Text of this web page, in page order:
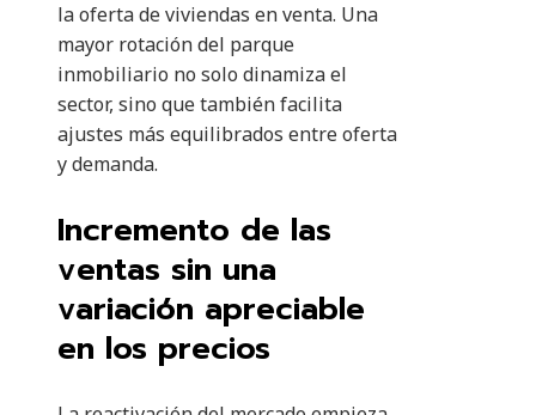
la oferta de viviendas en venta. Una
mayor rotación del parque
inmobiliario no solo dinamiza el
sector, sino que también facilita
ajustes más equilibrados entre oferta
y demanda.
Incremento de las
ventas sin una
variación apreciable
en los precios